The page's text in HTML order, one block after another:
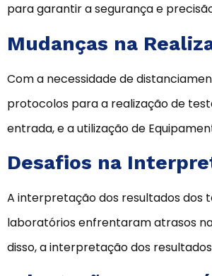
para garantir a segurança e
Mudanças na
Com a necessidade de
protocolos para a realização de
entrada, e a utilização de
Desafios na
A interpretação dos resultados dos
laboratórios enfrentaram atrasos
disso, a interpretação dos